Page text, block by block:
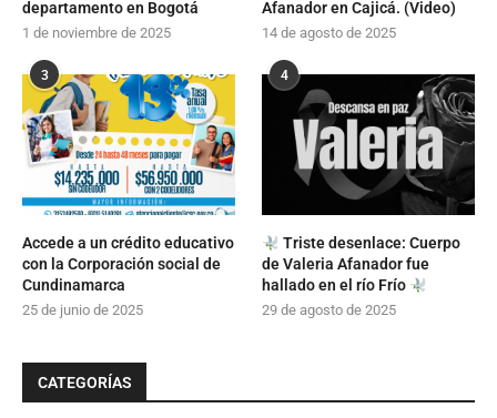
departamento en Bogotá
1 de noviembre de 2025
Afanador en Cajicá. (Video)
14 de agosto de 2025
3
Accede a un crédito educativo
con la Corporación social de
Cundinamarca
25 de junio de 2025
4
Triste desenlace: Cuerpo
de Valeria Afanador fue
hallado en el río Frío
29 de agosto de 2025
CATEGORÍAS